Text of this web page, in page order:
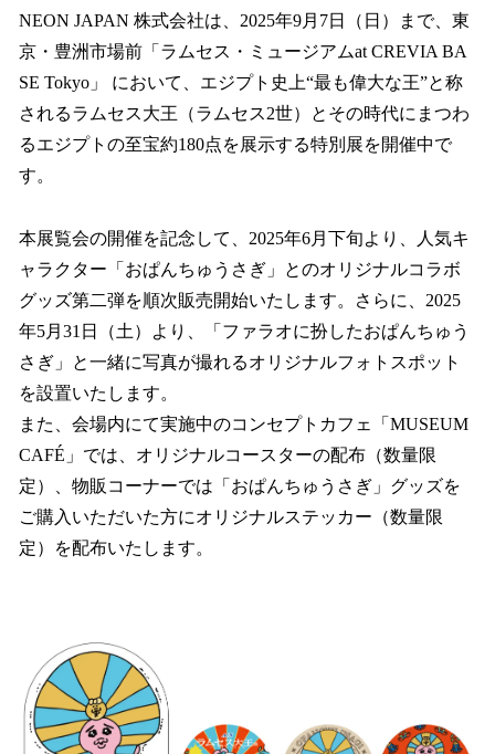
数
読
み
込
み
中
NEON JAPAN 株式会社は、2025年9月7日（日）まで、東
京・豊洲市場前「ラムセス・ミュージアムat CREVIA BA
SE Tokyo」 において、エジプト史上“最も偉大な王”と称
されるラムセス大王（ラムセス2世）とその時代にまつわ
るエジプトの至宝約180点を展示する特別展を開催中で
す。
本展覧会の開催を記念して、2025年6月下旬より、人気キ
ャラクター「おぱんちゅうさぎ」とのオリジナルコラボ
グッズ第二弾を順次販売開始いたします。さらに、2025
年5月31日（土）より、「ファラオに扮したおぱんちゅう
さぎ」と一緒に写真が撮れるオリジナルフォトスポット
を設置いたします。
また、会場内にて実施中のコンセプトカフェ「MUSEUM
CAFÉ」では、オリジナルコースターの配布（数量限
定）、物販コーナーでは「おぱんちゅうさぎ」グッズを
ご購入いただいた方にオリジナルステッカー（数量限
定）を配布いたします。